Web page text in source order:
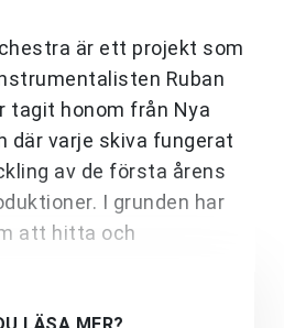
är ett projekt som
Ruban
tagit honom från Nya
där varje skiva fungerat
av de första årens
I grunden har
att hitta och
LÄSA MER?